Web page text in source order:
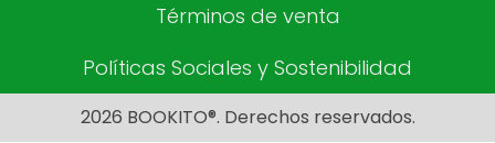
Términos de venta
Políticas Sociales y Sostenibilidad
2026 BOOKITO®. Derechos reservados.